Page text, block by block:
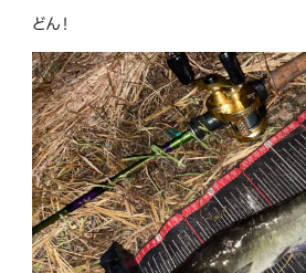
どん！